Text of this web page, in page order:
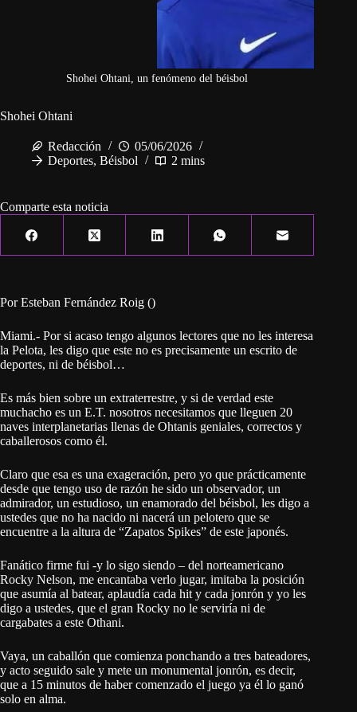
Shohei Ohtani, un fenómeno del béisbol
Shohei Ohtani
Redacción
05/06/2026
Deportes, Béisbol 2 mins
Comparte esta noticia
Por Esteban Fernández Roig ()
Miami.- Por si acaso tengo algunos lectores que no les interesa
la Pelota, les digo que este no es precisamente un escrito de
deportes, ni de béisbol…
Es más bien sobre un extraterrestre, y si de verdad este
muchacho es un E.T. nosotros necesitamos que lleguen 20
naves interplanetarias llenas de Ohtanis geniales, correctos y
caballerosos como él.
Claro que esa es una exageración, pero yo que prácticamente
desde que tengo uso de razón he sido un observador, un
admirador, un estudioso, un enamorado del béisbol, les digo a
ustedes que no ha nacido ni nacerá un pelotero que se
encuentre a la altura de “Zapatos Spikes” de este japonés.
Fanático firme fui -y lo sigo siendo – del norteamericano
Rocky Nelson, me encantaba verlo jugar, imitaba la posición
que asumía al batear, aplaudía cada hit y cada jonrón y yo les
digo a ustedes, que el gran Rocky no le serviría ni de
cargabates a este Othani.
Vaya, un caballón que comienza ponchando a tres bateadores,
y acto seguido sale y mete un monumental jonrón, es decir,
que a 15 minutos de haber comenzado el juego ya él lo ganó
solo en alma.